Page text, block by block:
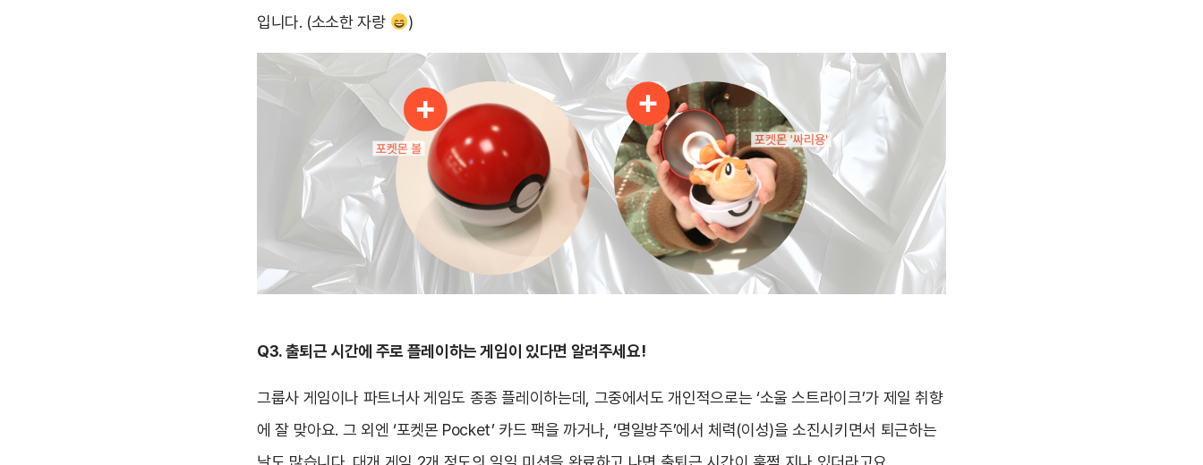
입니다. (소소한 자랑
)
Q3. 출퇴근 시간에 주로 플레이하는 게임이 있다면 알려주세요!
그룹사 게임이나 파트너사 게임도 종종 플레이하는데, 그중에서도 개인적으로는 ‘소울 스트라이크’가 제일 취향
에 잘 맞아요. 그 외엔 ‘포켓몬 Pocket’ 카드 팩을 까거나, ‘명일방주’에서 체력(이성)을 소진시키면서 퇴근하는